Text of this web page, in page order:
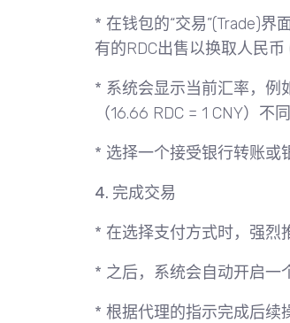
* 在钱包的“交易”(Trade)界
有的RDC出售以换取人民币
* 系统会显示当前汇率，例
（16.66 RDC = 1 CNY）
* 选择一个接受银行转账或
4. 完成交易
* 在选择支付方式时，强烈
* 之后，系统会自动开启一
* 根据代理的指示完成后续